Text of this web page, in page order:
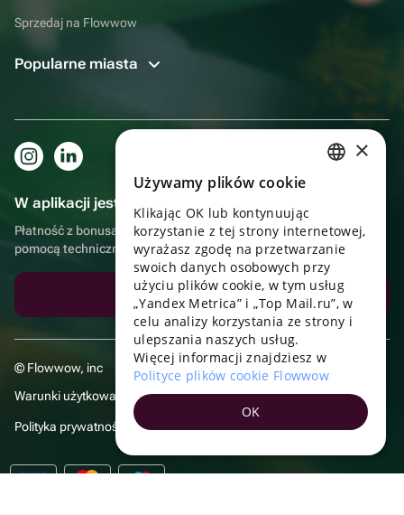
Sprzedaj na Flowwow
Popularne miasta
W aplikacji jest to jeszcze wygodniejsze!
Płatność z bonusami, samodzielna dostawa, wygodny czat z
pomocą techniczną
Pobierz aplikację
© Flowwow, inc
Warunki użytkowania
Polityka prywatności
UKRAINIAN
PORTUGUESE
SPANISH
TURKISH
×
Używamy plików cookie
Klikając OK lub kontynuując
korzystanie z tej strony internetowej,
wyrażasz zgodę na przetwarzanie
swoich danych osobowych przy
użyciu plików cookie, w tym usług
„Yandex Metrica” i „Top Mail.ru”, w
celu analizy korzystania ze strony i
ulepszania naszych usług.
Więcej informacji znajdziesz w
Polityce plików cookie Flowwow
OK